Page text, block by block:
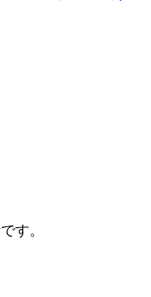
す。